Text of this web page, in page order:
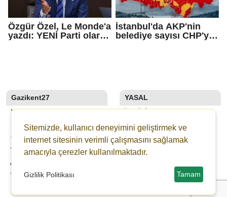
Özgür Özel, Le Monde'a
yazdı: YENİ Parti olarak
İstanbul'da AKP'nin
belediye sayısı CHP'yi
Gazikent27
YAZARLAR
SON DAKİKA
GALERİLER
WEBTV
ANKETLER
WİKİ
ŞEHİR REHBERİ
YASAL
İLETIŞIM
KÜNYE
YAYIN İLKELERI
KURALLAR
KULLANICI SÖZLEŞMESI
Sitemizde, kullanıcı deneyimini geliştirmek ve
internet sitesinin verimli çalışmasını sağlamak
amacıyla çerezler kullanılmaktadır.
Gizlilik Politikası Tamam